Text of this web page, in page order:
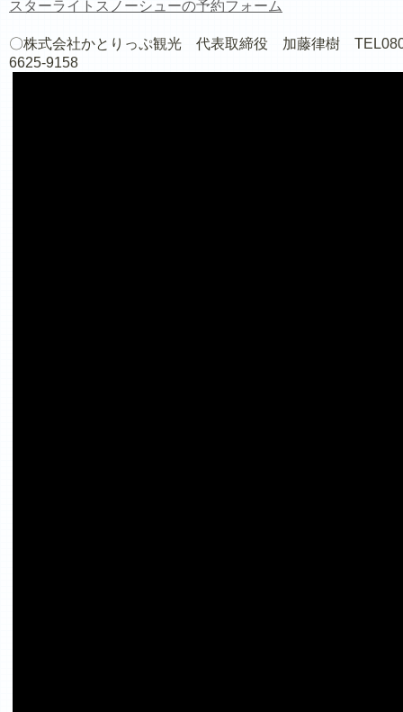
スターライトスノーシューの予約フォーム
〇株式会社かとりっぷ観光 代表取締役 加藤律樹
6625-9158